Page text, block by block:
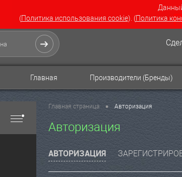
(Политика использования cookie). (Политика
Главная Производители (Бренды)
Главная страница • Авторизация
Авторизация
АВТОРИЗАЦИЯ